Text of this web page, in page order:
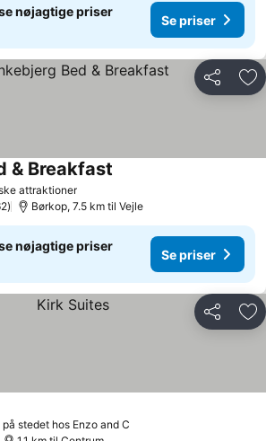
nøjagtige priser
Se priser
Del
attraktioner
& Breakfast
Børkop, 7.5 km til Vejle
nøjagtige priser
Se priser
Del
stedet hos Enzo and C